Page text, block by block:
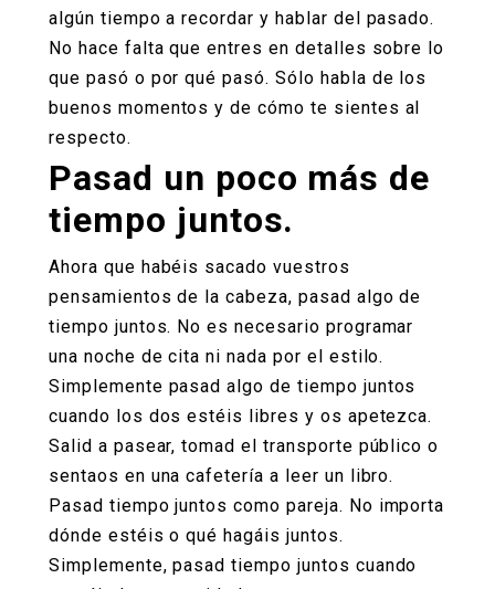
algún tiempo a recordar y hablar del pasado.
No hace falta que entres en detalles sobre lo
que pasó o por qué pasó. Sólo habla de los
buenos momentos y de cómo te sientes al
respecto.
Pasad un poco más de
tiempo juntos.
Ahora que habéis sacado vuestros
pensamientos de la cabeza, pasad algo de
tiempo juntos. No es necesario programar
una noche de cita ni nada por el estilo.
Simplemente pasad algo de tiempo juntos
cuando los dos estéis libres y os apetezca.
Salid a pasear, tomad el transporte público o
sentaos en una cafetería a leer un libro.
Pasad tiempo juntos como pareja. No importa
dónde estéis o qué hagáis juntos.
Simplemente, pasad tiempo juntos cuando